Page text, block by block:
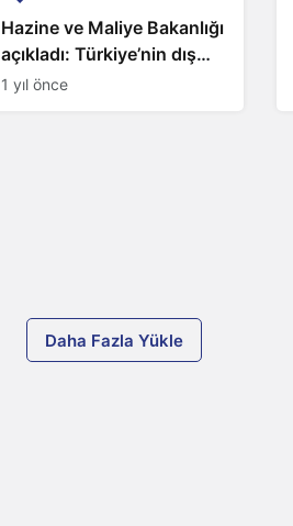
Hazine ve Maliye Bakanlığı
açıkladı: Türkiye’nin dış
borcu 2024’te yükseldi
1 yıl önce
Daha Fazla Yükle